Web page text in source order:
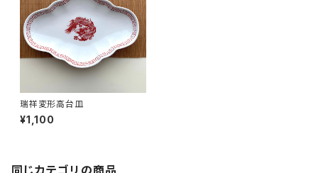
瑞祥変形高台皿
¥1,100
同じカテゴリの商品